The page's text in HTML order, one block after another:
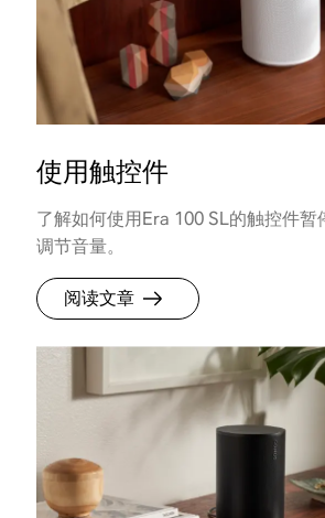
使用触控件
了解如何使用Era 100 SL的触控件暂
调节音量。
阅读文章